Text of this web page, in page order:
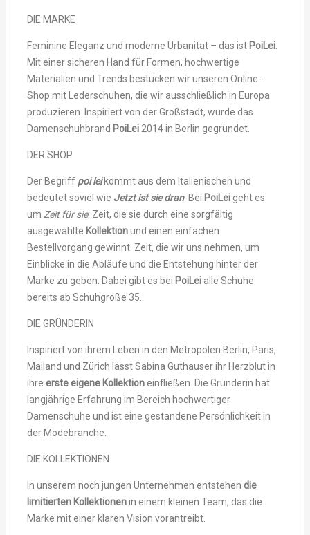
DIE MARKE
Feminine Eleganz und moderne Urbanität – das ist PoiLei
Mit einer sicheren Hand für Formen, hochwertige
Materialien und Trends bestücken wir unseren Online-
Shop mit Lederschuhen, die wir ausschließlich in Europa
produzieren. Inspiriert von der Großstadt, wurde das
Damenschuhbrand PoiLei 2014 in Berlin gegründet.
DER SHOP
Der Begriff poi leikommt aus dem Italienischen und
bedeutet soviel wie Jetzt ist sie dran. Bei PoiLei geht es
um Zeit für sie: Zeit, die sie durch eine sorgfältig
ausgewählte Kollektionund einen einfachen
Bestellvorgang gewinnt. Zeit, die wir uns nehmen, um
Einblicke in die Abläufe und die Entstehung hinter der
Marke zu geben. Dabei gibt es bei PoiLei alle Schuhe
bereits ab Schuhgröße 35.
DIE GRÜNDERIN
Inspiriert von ihrem Leben in den Metropolen Berlin, Paris,
Mailand und Zürich lässt Sabina Guthauser ihr Herzblut in
ihre erste eigene Kollektioneinfließen. Die Gründerin hat
langjährige Erfahrung im Bereich hochwertiger
Damenschuhe und ist eine gestandene Persönlichkeit in
der Modebranche.
DIE KOLLEKTIONEN
In unserem noch jungen Unternehmen entstehen die
limitierten Kollektionenin einem kleinen Team, das die
Marke mit einer klaren Vision vorantreibt.